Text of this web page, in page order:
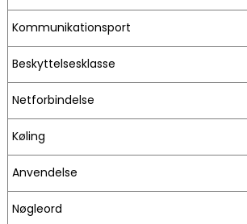
Kommunikationsport
Beskyttelsesklasse
Netforbindelse
Køling
Anvendelse
Nøgleord